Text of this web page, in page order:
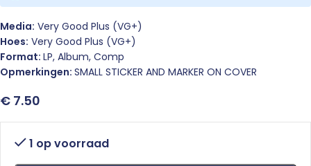
Media: Very Good Plus (VG+)
Hoes: Very Good Plus (VG+)
Format: LP, Album, Comp
Opmerkingen: SMALL STICKER AND MARKER ON COVER
€ 7.50
1 op voorraad